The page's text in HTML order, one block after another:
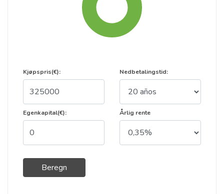
Kjøpspris(€):
Egenkapital(€):
Beregn
Nedbetalingstid:
Årlig rente